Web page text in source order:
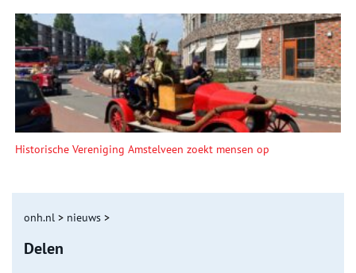
Historische Vereniging Amstelveen zoekt mensen op
onh.nl > nieuws >
Delen